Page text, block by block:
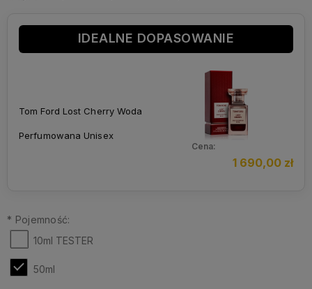
IDEALNE DOPASOWANIE
Tom Ford Lost Cherry Woda
Perfumowana Unisex
Cena:
1 690,00 zł
* Pojemność:
10ml TESTER
50ml